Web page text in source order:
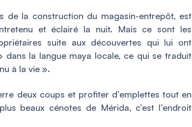
de la construction du magasin-entrepôt, est
et éclairé la nuit. Mais ce sont les
suite aux découvertes qui lui ont
dans la langue maya locale, ce qui se traduit
à la vie ».
deux coups et profiter d’emplettes tout en
beaux cénotes de Mérida, c’est l’endroit